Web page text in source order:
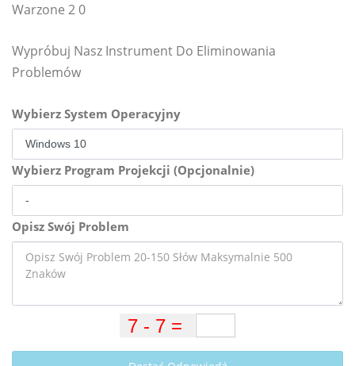
Warzone 2 0
Wypróbuj Nasz Instrument Do Eliminowania
Problemów
Wybierz System Operacyjny
Wybierz Program Projekcji (Opcjonalnie)
Opisz Swój Problem